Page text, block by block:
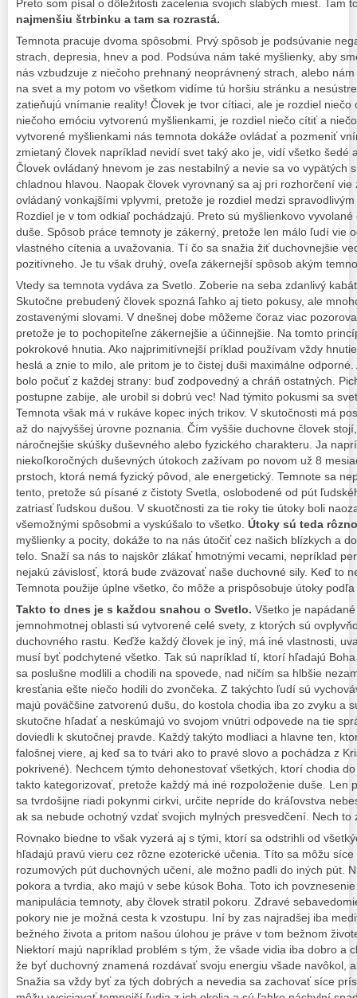
Preto som písal o dôležitosti zacelenia svojich slabých miest. Tam
najmenšiu štrbinku a tam sa rozrastá.
Temnota pracuje dvoma spôsobmi. Prvý spôsob je podsúvanie
strach, depresia, hnev a pod. Podsúva nám také myšlienky, aby
nás vzbudzuje z niečoho prehnaný neoprávnený strach, alebo
na svet a my potom vo všetkom vidíme tú horšiu stránku a
zatieňujú vnímanie reality! Človek je tvor cítiaci, ale je rozdiel
niečoho emóciu vytvorenú myšlienkami, je rozdiel niečo cítiť a
vytvorené myšlienkami nás temnota dokáže ovládať a pozmeniť
zmietaný človek napríklad nevidí svet taký ako je, vidí všetko šedé
Človek ovládaný hnevom je zas nestabilný a nevie sa vo vypätých
chladnou hlavou. Naopak človek vyrovnaný sa aj pri rozhorčení
ovládaný vonkajšími vplyvmi, pretože je rozdiel medzi
Rozdiel je v tom odkiaľ pochádzajú. Preto sú myšlienkovo
duše. Spôsob práce temnoty je zákerný, pretože len málo ľudí vie
vlastného cítenia a uvažovania. Tí čo sa snažia žiť duchovnejšie
pozitívneho. Je tu však druhý, oveľa zákernejší spôsob akým
Vtedy sa temnota vydáva za Svetlo. Zoberie na seba zdanlivý
Skutočne prebudený človek spozná ľahko aj tieto pokusy, ale
zostavenými slovami. V dnešnej dobe môžeme čoraz viac
pretože je to pochopiteľne zákernejšie a účinnejšie. Na tomto
pokrokové hnutia. Ako najprimitívnejší príklad používam vždy
heslá a znie to milo, ale pritom je to čistej duši maximálne
bolo počuť z každej strany: buď zodpovedný a chráň ostatných.
postupne zabije, ale urobil si dobrú vec! Nad týmito pokusmi sa
Temnota však má v rukáve kopec iných trikov. V skutočnosti má
až do najvyššej úrovne poznania. Čím vyššie duchovne človek
náročnejšie skúšky duševného alebo fyzického charakteru. Ja
niekoľkoročných duševných útokoch zažívam po novom už 8
prstoch, ktorá nemá fyzický pôvod, ale energetický. Temnote sa
tento, pretože sú písané z čistoty Svetla, oslobodené od pút
zatriasť ľudskou dušou. V skuotčnosti za tie roky tie útoky boli
všemožnými spôsobmi a vyskúšalo to všetko. Útoky sú teda
myšlienky a pocity, dokáže to na nás útočiť cez našich blízkych a
telo. Snaží sa nás to najskôr zlákať hmotnými vecami, nepríklad
nejakú závislosť, ktorá bude zväzovať naše duchovné sily. Keď to
Temnota použije úplne všetko, čo môže a prispôsobuje útoky
Takto to dnes je s každou snahou o Svetlo. Všetko je
jemnohmotnej oblasti sú vytvorené celé svety, z ktorých sú
duchovného rastu. Keďže každý človek je iný, má iné vlastnosti,
musí byť podchytené všetko. Tak sú napríklad tí, ktorí hľadajú
sa poslušne modlili a chodili na spovede, nad ničím sa hlbšie
kresťania ešte niečo hodili do zvončeka. Z takýchto ľudí sú
majú poväčšine zatvorenú dušu, do kostola chodia iba zo zvyku a
skutočne hľadať a neskúmajú vo svojom vnútri odpovede na tie
doviedli k skutočnej pravde. Každý takýto modliaci a hlavne ten,
falošnej viere, aj keď sa to tvári ako to pravé slovo a pochádza z
pokrivené). Nechcem týmto dehonestovať všetkých, ktorí chodia
takto kategorizovať, pretože každý má iné rozpoloženie duše. Len
sa tvrdošijne riadi pokynmi cirkvi, určite nepríde do kráľovstva
ak sa nebude ochotný vzdať svojich mylných presvedčení. Nech
Rovnako biedne to však vyzerá aj s tými, ktorí sa odstrihli od
hľadajú pravú vieru cez rôzne ezoterické učenia. Títo sa môžu
rozumových pút duchovných učení, ale možno padli do iných pút.
pokora a tvrdia, ako majú v sebe kúsok Boha. Toto ich
manipulácia temnoty, aby človek stratil pokoru. Zdravé
pokory nie je možná cesta k vzostupu. Iní by zas najradšej iba
bežného života a pritom našou úlohou je práve v tom bežnom
Niektorí majú napríklad problém s tým, že všade vidia iba dobro a
že byť duchovný znamená rozdávať svoju energiu všade navôkol,
Snažia sa vždy byť za tých dobrých a nevedia sa zachovať síce